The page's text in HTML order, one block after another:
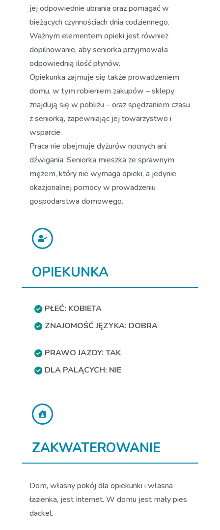
jej odpowiednie ubrania oraz pomagać w
bieżących czynnościach dnia codziennego.
Ważnym elementem opieki jest również
dopilnowanie, aby seniorka przyjmowała
odpowiednią ilość płynów.
Opiekunka zajmuje się także prowadzeniem
domu, w tym robieniem zakupów – sklepy
znajdują się w pobliżu – oraz spędzaniem czasu
z seniorką, zapewniając jej towarzystwo i
wsparcie.
Praca nie obejmuje dyżurów nocnych ani
dźwigania. Seniorka mieszka ze sprawnym
mężem, który nie wymaga opieki, a jedynie
okazjonalnej pomocy w prowadzeniu
gospodarstwa domowego.
OPIEKUNKA
PŁEĆ: KOBIETA
ZNAJOMOŚĆ JĘZYKA: DOBRA
PRAWO JAZDY: TAK
DLA PALĄCYCH: NIE
ZAKWATEROWANIE
Dom, własny pokój dla opiekunki i własna
łazienka, jest Internet. W domu jest mały pies
dackel.